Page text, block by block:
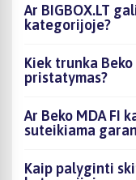
Ar BIGBOX.LT
kategorijoje?
Kiek trunka
pristatymas?
Ar Beko MDA FI
suteikiama
Kaip palyginti